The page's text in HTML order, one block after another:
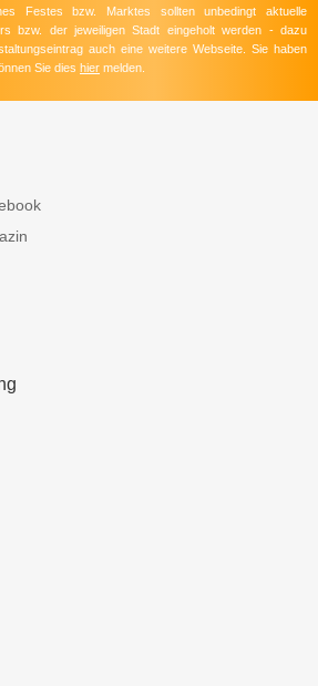
Festes bzw. Marktes sollten unbedingt aktuelle
bzw. der jeweiligen Stadt eingeholt werden - dazu
auch eine weitere Webseite. Sie haben
Sie dies hier melden.